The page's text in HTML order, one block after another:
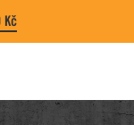
Kč